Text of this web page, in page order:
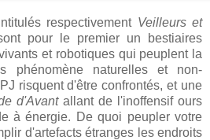
respectivement Veilleurs et
pour le premier un bestiaires
et robotiques qui peuplent la
phénomène naturelles et non-
risquent d'être confrontés, et une
d'Avantallant de l'inoffensif ours
à énergie. De quoi peupler votre
d'artefacts étranges les endroits